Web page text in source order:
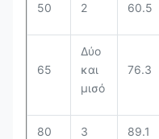
50 2 60.5
65
Δύο
και
μισό
76.3
80 3 89.1